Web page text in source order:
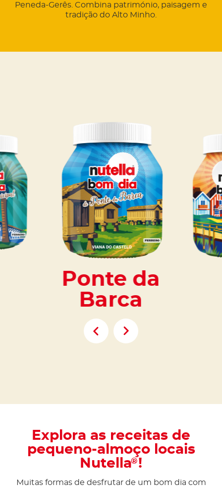
Peneda-Gerês. Combina património, paisagem e
tradição do Alto Minho.
Ponte da
Barca
Explora as receitas de
pequeno-almoço locais
Nutella®!
Muitas formas de desfrutar de um bom dia com